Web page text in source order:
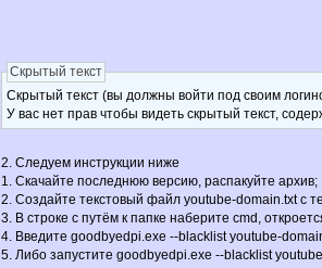
Скрытый текст
Скрытый текст (вы должны войти под своим
У вас нет прав чтобы видеть скрытый текст,
2. Следуем инструкции ниже
1. Скачайте последнюю версию, распакуйте архив;
2. Создайте текстовый файл youtube-domain.txt с
3. В строке с путём к папке наберите cmd,
4. Введите goodbyedpi.exe --blacklist youtube-
5. Либо запустите goodbyedpi.exe --blacklist